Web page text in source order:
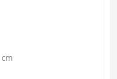
cm